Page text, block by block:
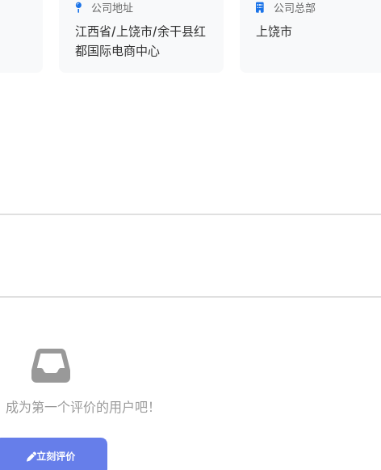
公司地址
江西省/上饶市/余干县红
都国际电商中心
公司总部
上饶市
为第一个评价的用户吧！
立刻评价